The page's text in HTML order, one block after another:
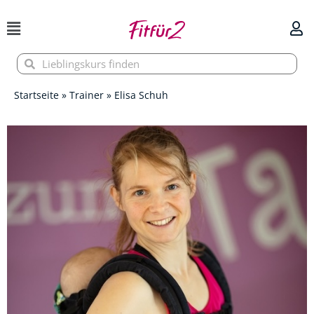
Inhalt
springen
SucheSuche
Startseite » Trainer » Elisa Schuh